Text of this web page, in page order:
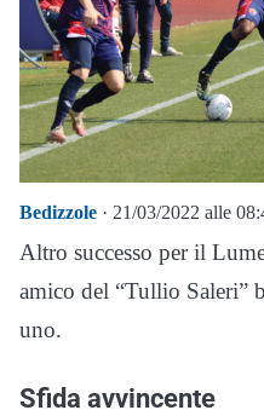
Bedizzole · 21/03/2022 alle
Altro successo per il
amico del “Tullio Saleri”
uno.
Sfida avvincente